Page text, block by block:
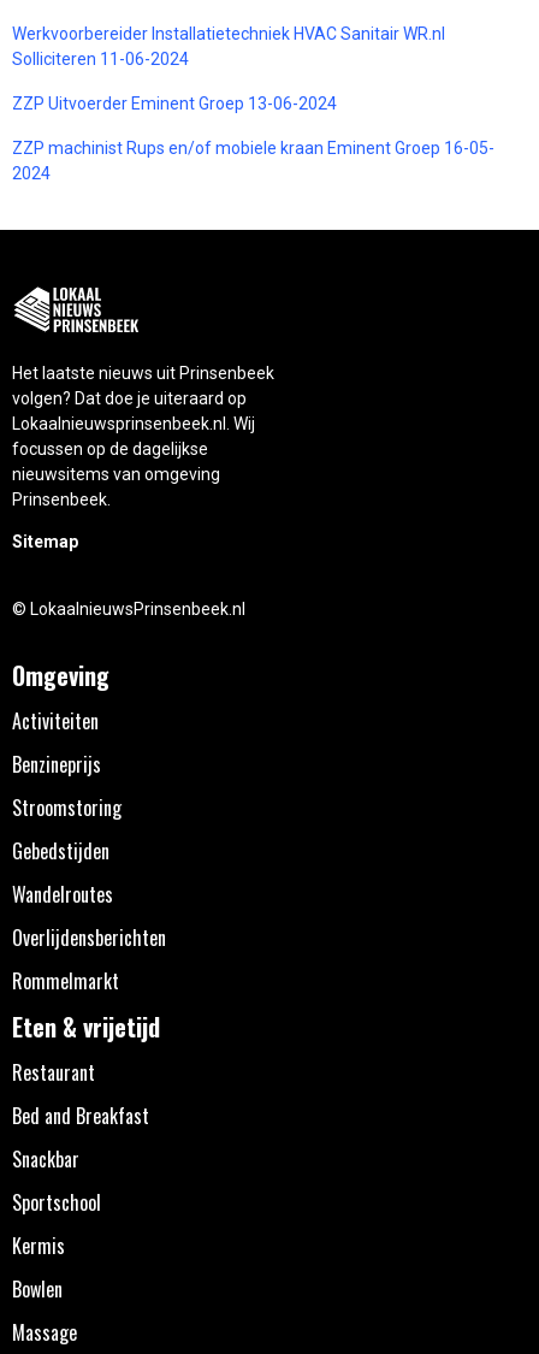
Werkvoorbereider Installatietechniek HVAC Sanitair WR.nl
Solliciteren 11-06-2024
ZZP Uitvoerder Eminent Groep 13-06-2024
ZZP machinist Rups en/of mobiele kraan Eminent Groep 16-05-
2024
Het laatste nieuws uit Prinsenbeek
volgen? Dat doe je uiteraard op
Lokaalnieuwsprinsenbeek.nl. Wij
focussen op de dagelijkse
nieuwsitems van omgeving
Prinsenbeek.
Sitemap
© LokaalnieuwsPrinsenbeek.nl
Omgeving
Activiteiten
Benzineprijs
Stroomstoring
Gebedstijden
Wandelroutes
Overlijdensberichten
Rommelmarkt
Eten & vrijetijd
Restaurant
Bed and Breakfast
Snackbar
Sportschool
Kermis
Bowlen
Massage